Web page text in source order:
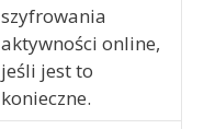
szyfrowania
aktywności online,
jeśli jest to
konieczne.